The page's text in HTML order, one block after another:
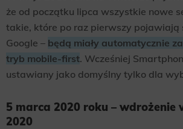
że od początku lipca wszystkie nowe
takie, które po raz pierwszy pojawiają
Google – będą miały automatycznie
tryb mobile-first. Wcześniej
ustawiany jako domyślny tylko dla
5 marca 2020 roku – wdrożenie
2020